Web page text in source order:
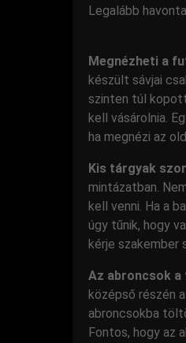
Legalább
Megnézheti a
készült sávjai
szinten túl
kell vásárolnia.
ha megnézi az
Kis tárgyak
mintázatban.
kell venni. Ha a
úgy tűnik, hogy
kérje szakember
Az abroncsok
középső részén
abroncsokba
Fontos, hogy az